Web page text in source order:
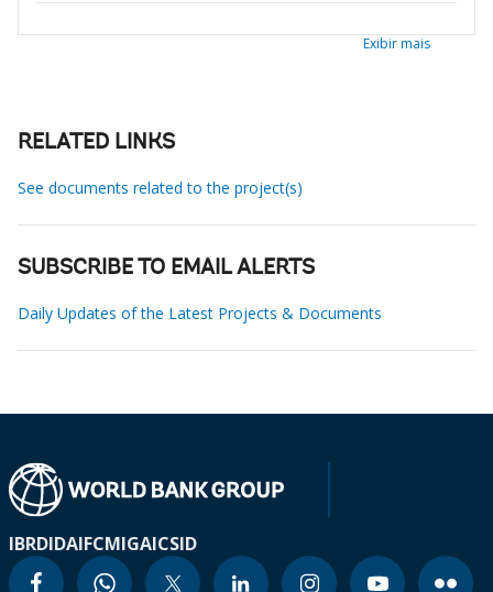
Exibir mais
RELATED LINKS
See documents related to the project(s)
SUBSCRIBE TO EMAIL ALERTS
Daily Updates of the Latest Projects & Documents
IBRDIDAIFCMIGAICSID